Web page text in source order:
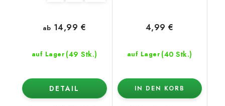
auf Lager (49 Stk.)
ab 14,99 €
DETAIL
auf Lager (40 Stk.)
4,99 €
IN DEN KORB